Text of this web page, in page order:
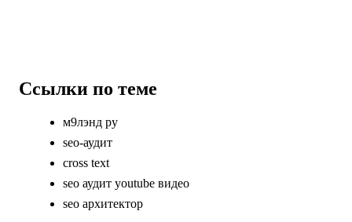
Ссылки по теме
м9лэнд ру
seo-аудит
cross text
seo аудит youtube видео
seo архитектор